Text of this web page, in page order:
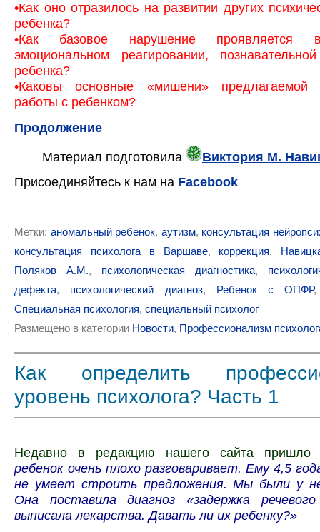
•Как оно отразилось на развитии других
ребенка?
•Как базовое нарушение проявляется
эмоциональном реагировании,
ребенка?
•Каковы основные «мишени» предлагаемой
работы с ребенком?
Продолжение
Материал подготовила
Виктория М.
Присоединяйтесь к нам на Facebook
Метки: аномальный ребенок, аутизм, консультация
консультация психолога в Варшаве, коррекция,
Поляков А.М., психологическая диагностика,
дефекта, психологический диагноз, Ребенок с ОПФР
Специальная психология, специальный психолог
Размещено в категории Новости, Профессионализм
Как определить
уровень психолога? Часть 1
Недавно в редакцию нашего сайта пришло
ребенок очень плохо разговаривает. Ему 4,5
не умеет строить предложения. Мы были у
Она поставила диагноз «задержка
выписала лекарства. Давать ли их ребенку?»